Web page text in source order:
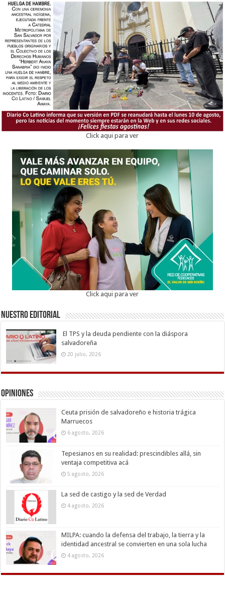
Click aqui para ver
Click aqui para ver
Nuestro Editorial
El TPS y la deuda pendiente con la diáspora
salvadoreña
20 julio, 2026
Opiniones
Ceuta prisión de salvadoreño e historia trágica
Marruecos
6 agosto, 2026
Tepesianos en su realidad: prescindibles allá, sin
ventaja competitiva acá
5 agosto, 2026
La sed de castigo y la sed de Verdad
4 agosto, 2026
MILPA: cuando la defensa del trabajo, la tierra y la
identidad ancestral se convierten en una sola lucha
4 agosto, 2026